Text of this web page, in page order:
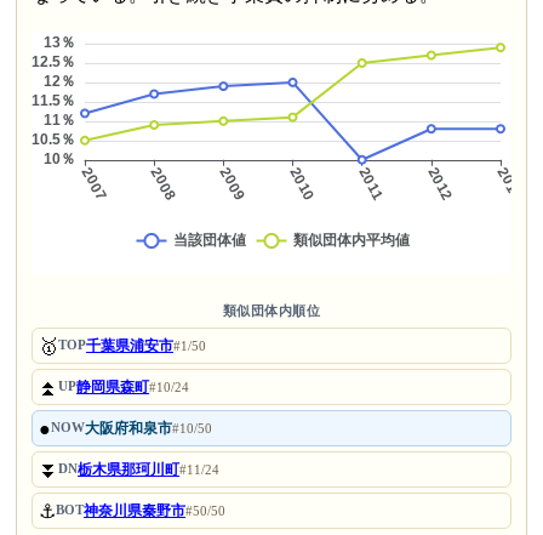
類似団体内順位
🥇TOP千葉県浦安市#1/50
⏫UP静岡県森町#10/24
●NOW大阪府和泉市#10/50
⏬DN栃木県那珂川町#11/24
⚓BOT神奈川県秦野市#50/50